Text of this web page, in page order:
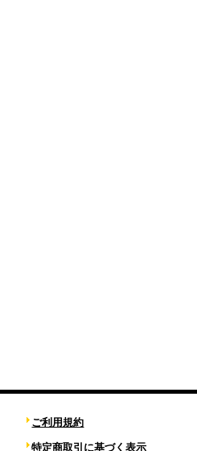
ご利用規約
特定商取引に基づく表示